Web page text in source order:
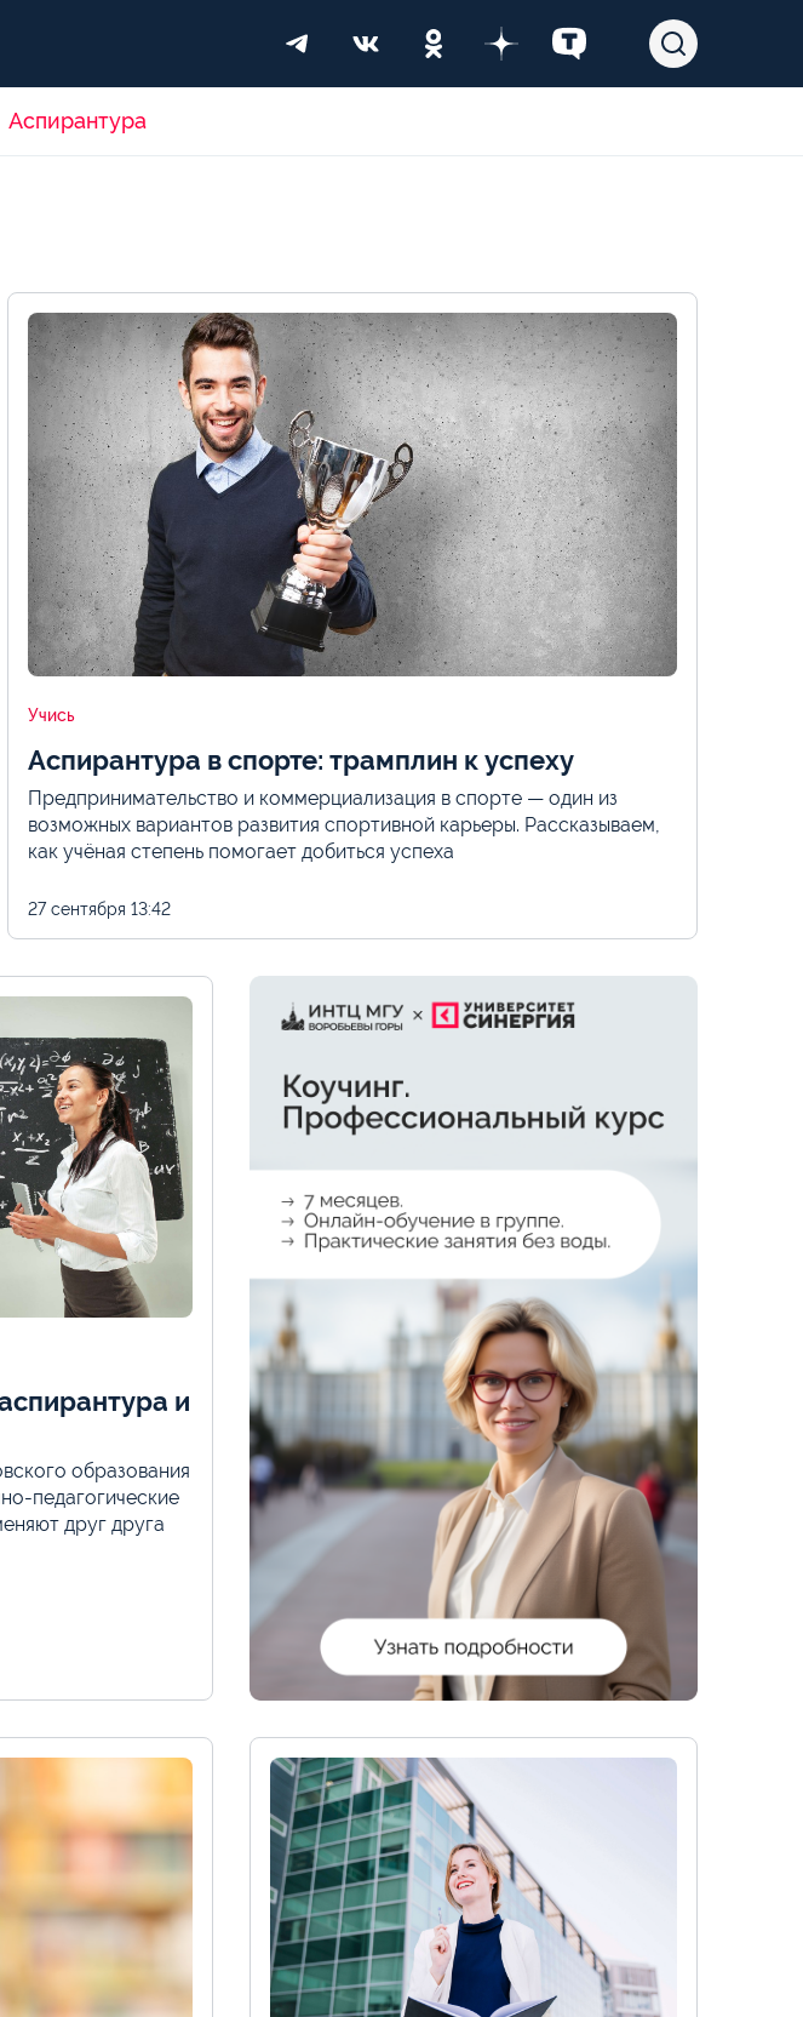
Аспирантура
Учись
Аспирантура в спорте: трамплин к успеху
Предпринимательство и коммерциализация в спорте — один из
возможных вариантов развития спортивной карьеры. Рассказываем,
как учёная степень помогает добиться успеха
27 сентября 13:42
и
образования
педагогические
друг друга